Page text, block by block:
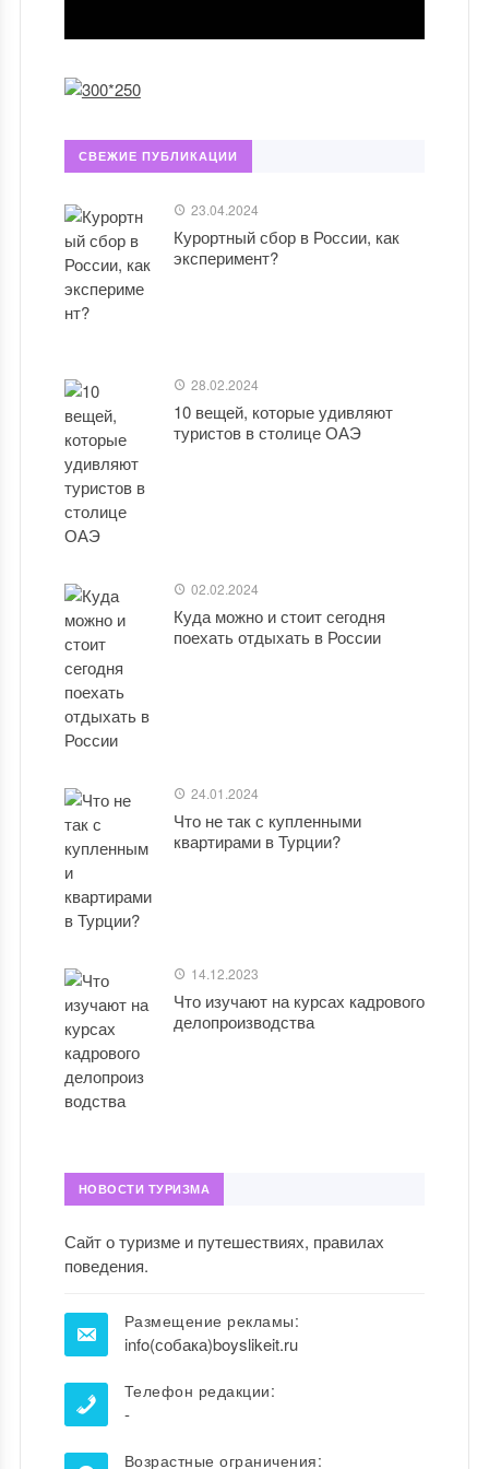
СВЕЖИЕ ПУБЛИКАЦИИ
23.04.2024
Курортный сбор в России, как
эксперимент?
28.02.2024
10 вещей, которые удивляют
туристов в столице ОАЭ
02.02.2024
Куда можно и стоит сегодня
поехать отдыхать в России
24.01.2024
Что не так с купленными
квартирами в Турции?
14.12.2023
Что изучают на курсах кадрового
делопроизводства
НОВОСТИ ТУРИЗМА
Сайт о туризме и путешествиях, правилах
поведения.
Размещение рекламы:
info(собака)boyslikeit.ru
Телефон редакции:
-
Возрастные ограничения: